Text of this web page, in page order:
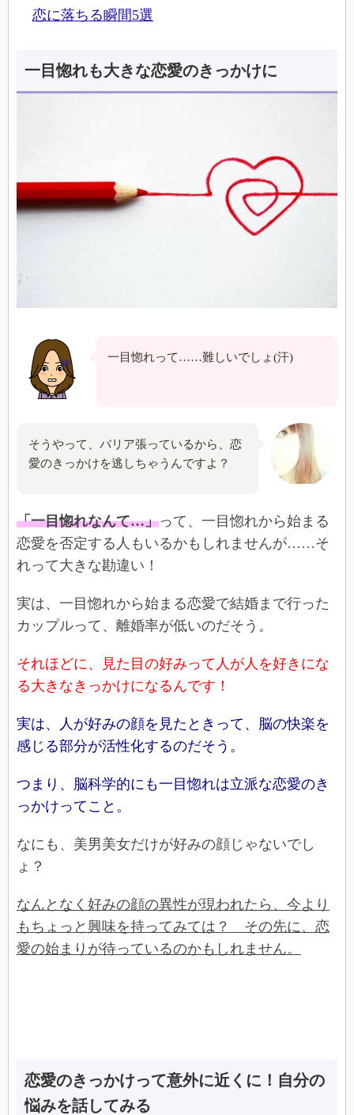
恋に落ちる瞬間5選
一目惚れも大きな恋愛のきっかけに
一目惚れって……難しいでしょ(汗)
そうやって、バリア張っているから、恋
愛のきっかけを逃しちゃうんですよ？
「一目惚れなんて…」って、一目惚れから始まる
恋愛を否定する人もいるかもしれませんが……そ
れって大きな勘違い！
実は、一目惚れから始まる恋愛で結婚まで行った
カップルって、離婚率が低いのだそう。
それほどに、見た目の好みって人が人を好きにな
る大きなきっかけになるんです！
実は、人が好みの顔を見たときって、脳の快楽を
感じる部分が活性化するのだそう。
つまり、脳科学的にも一目惚れは立派な恋愛のき
っかけってこと。
なにも、美男美女だけが好みの顔じゃないでし
ょ？
なんとなく好みの顔の異性が現われたら、今より
もちょっと興味を持ってみては？ その先に、恋
愛の始まりが待っているのかもしれません。
恋愛のきっかけって意外に近くに！自分の
悩みを話してみる